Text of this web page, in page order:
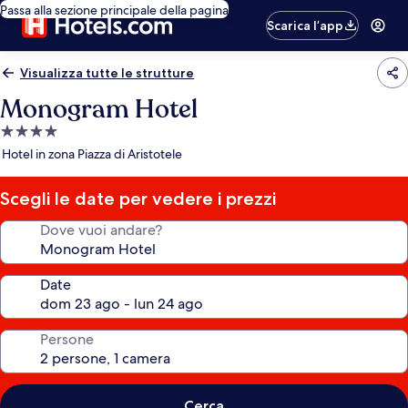
Passa alla sezione principale della pagina
Scarica l’app
Visualizza tutte le strutture
Monogram Hotel
Struttura
a
stelle
Hotel in zona Piazza di Aristotele
Scegli le date per vedere i prezzi
Dove vuoi andare?
Date
Persone